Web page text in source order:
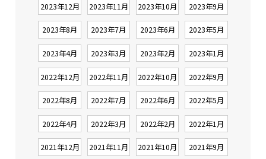
2023年12月 2023年11月 2023年10月 2023年9月
2023年8月 2023年7月 2023年6月 2023年5月
2023年4月 2023年3月 2023年2月 2023年1月
2022年12月 2022年11月 2022年10月 2022年9月
2022年8月 2022年7月 2022年6月 2022年5月
2022年4月 2022年3月 2022年2月 2022年1月
2021年12月 2021年11月 2021年10月 2021年9月